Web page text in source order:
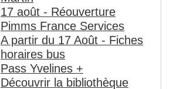
17 août - Réouverture
Pimms France Services
A partir du 17 Août - Fiches
horaires bus
Pass Yvelines +
Découvrir la bibliothèque